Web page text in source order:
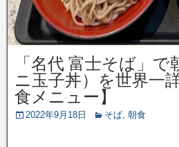
「名代 富士そば」で
ニ玉子丼）を世界一
食メニュー】
2022年9月18日 そば, 朝食